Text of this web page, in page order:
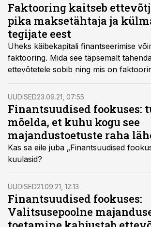
Faktooring kaitseb
pika maksetähtaja ja
tegijate eest
Üheks käibekapitali finantseerimise
faktooring. Mida see täpsemalt
ettevõtetele sobib ning mis on
selgitasid Äripäeva Raadio saates
fookuses" Investly juht Lauri Talumäe
liisingu- ja faktooringujuht Andrus
UUDISED23.09.21, 07:55
Finantsuudised fookuses:
mõelda, et kuhu kogu see
majandustoetuste raha
Kas sa eile juba „Finantsuudised
kuulasid?
UUDISED21.09.21, 12:13
Finantsuudised fookuses:
Valitsusepoolne